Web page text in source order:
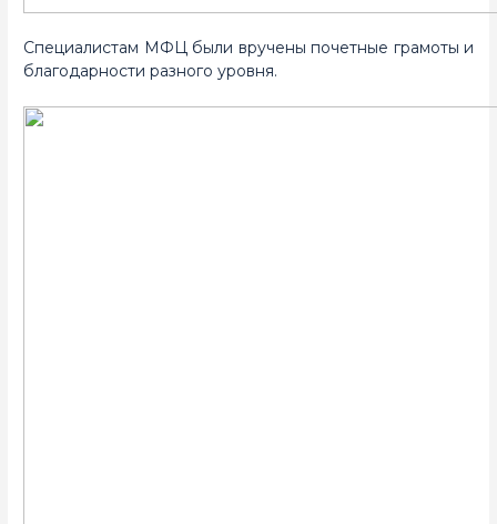
Специалистам МФЦ были вручены почетные грамоты и
благодарности разного уровня.